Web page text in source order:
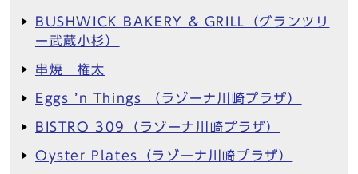
BUSHWICK BAKERY & GRILL（グランツリ
ー武蔵小杉）
串焼 権太
Eggs ’n Things （ラゾーナ川崎プラザ）
BISTRO 309（ラゾーナ川崎プラザ）
Oyster Plates（ラゾーナ川崎プラザ）